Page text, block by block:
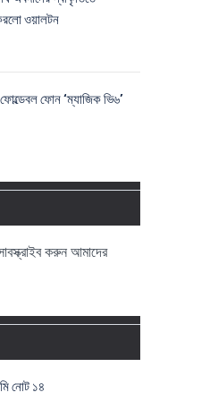
ওয়ালটন
ফোন ‘ম্যাজিক ভি৬’
করুন আমাদের
নোট ১৪